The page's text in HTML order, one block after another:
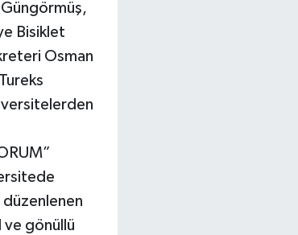
Bisiklet
Osman
düzenlenen
ve gönüllü